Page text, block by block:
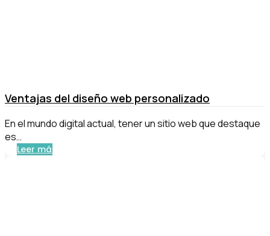
Ventajas del diseño web personalizado
En el mundo digital actual, tener un sitio web que destaque
es…
Leer más